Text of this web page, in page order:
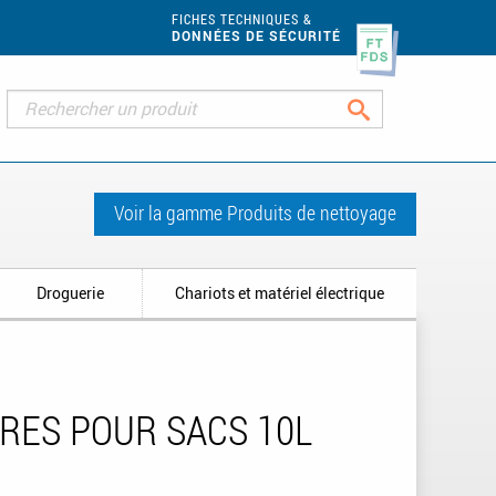
FICHES TECHNIQUES &
DONNÉES DE SÉCURITÉ
Voir la gamme Produits de nettoyage
Droguerie Chariots et matériel électrique
POUR SACS 10L